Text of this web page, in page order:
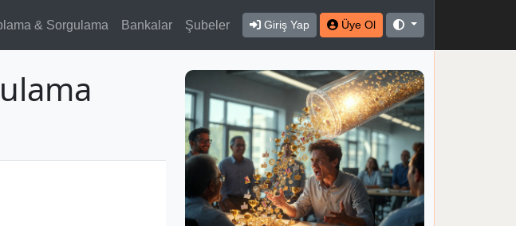
& Sorgulama Bankalar Şubeler Giriş Yap Üye Ol